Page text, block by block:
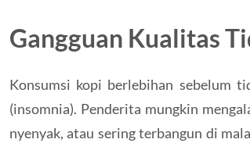
Gangguan Kualitas
Konsumsi kopi berlebihan sebelum
(insomnia). Penderita mungkin
nyenyak, atau sering terbangun di